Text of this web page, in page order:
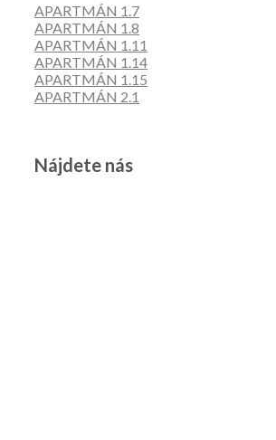
APARTMÁN 1.7
APARTMÁN 1.8
APARTMÁN 1.11
APARTMÁN 1.14
APARTMÁN 1.15
APARTMÁN 2.1
Nájdete nás